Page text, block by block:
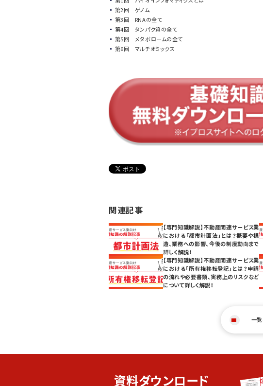
第2回 ゲノム
第3回 RNAの全て
第4回 タンパク質の全て
第5回 メタボロームの全て
第6回 マルチオミックス
関連記事
【専門知識解説】不動産関連サービス業
における「都市計画法」とは？概要や構
造、業務への影響、今後の制度動向まで
詳しく解説！
【専門知識解説】不動産関連サービス業
における「所有権移転登記」とは？申請
の流れや必要書類、実務上のリスクなど
について詳しく解説！
一
資料ダウンロード